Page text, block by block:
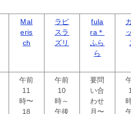
Mal
eris
ch
ラピ
スラ
ズリ
fula
ra＊
ふら
ら
午前
11
時〜
18
午前
10
時～
午後
要問
い合
わせ
月〜